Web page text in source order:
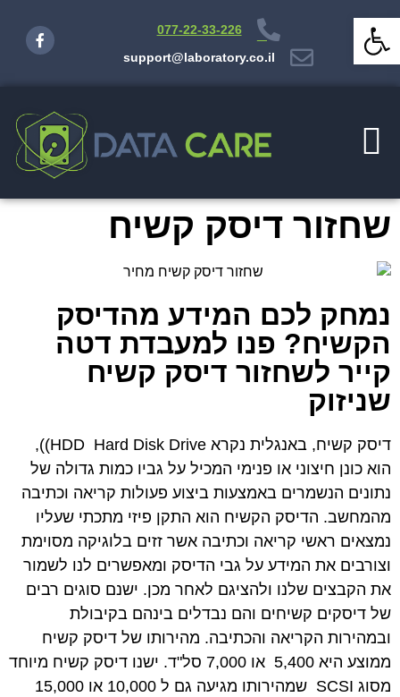
פתח סרגל נגישות
077-22-33-226
support@laboratory.co.il
שחזור דיסק קשיח
נמחק לכם המידע מהדיסק
הקשיח? פנו למעבדת דטה
קייר לשחזור דיסק קשיח
שניזוק
דיסק קשיח, באנגלית נקרא HDD Hard Disk Drive)),
הוא כונן חיצוני או פנימי המכיל על גביו כמות גדולה של
נתונים הנשמרים באמצעות ביצוע פעולות קריאה וכתיבה
מהמחשב. הדיסק הקשיח הוא התקן פיזי מתכתי שעליו
נמצאים ראשי קריאה וכתיבה אשר זזים בלוגיקה מסוימת
וצורבים את המידע על גבי הדיסק ומאפשרים לנו לשמור
את הקבצים שלנו ולהציגם לאחר מכן. ישנם סוגים רבים
של דיסקים קשיחים והם נבדלים בינהם בקיבולת
ובמהירות הקריאה והכתיבה. מהירותו של דיסק קשיח
ממוצע היא 5,400 או 7,000 סל"ד. ישנו דיסק קשיח מיוחד
מסוג SCSI שמהירותו מגיעה גם ל 10,000 או 15,000